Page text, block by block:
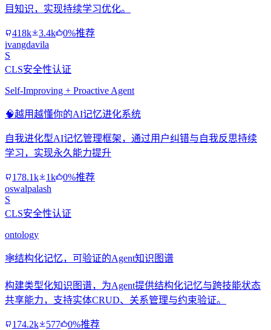
目知识，实现持续学习优化。
418k 3.4k
0%推荐
ivangdavila
S
CLS安全性认证
Self-Improving + Proactive Agent
🧠越用越懂你的AI记忆进化系统
自我进化型AI记忆管理框架，通过用户纠错与自我反思持续
学习，实现永久能力提升
178.1k 1k
0%推荐
oswalpalash
S
CLS安全性认证
ontology
🕸️结构化记忆，可验证的Agent知识图谱
构建类型化知识图谱，为Agent提供结构化记忆与跨技能状态
共享能力，支持实体CRUD、关系管理与约束验证。
174.2k 577
0%推荐